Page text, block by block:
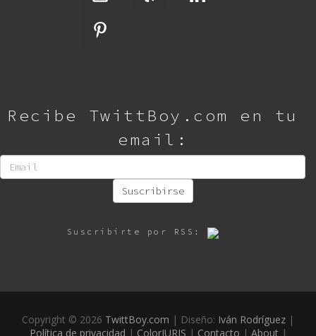
Recibe TwittBoy.com en tu
email:
Suscribirse
Suscribirte por RSS:
Copyright © 2026 TwittBoy.com | Diseño: Iván Rodríguez |
Política de privacidad | ColorIURIS | Contacto | About|